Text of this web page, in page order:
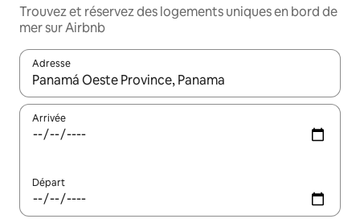
Trouvez et réservez des logements uniques en bord de
mer sur Airbnb
Adresse
Lorsque les résultats s'affichent, utilisez les flèches vers le
Arrivée
Départ